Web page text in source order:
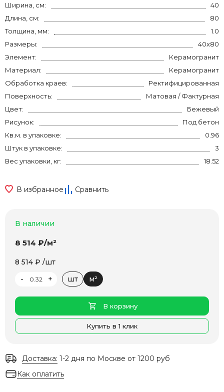
Ширина, см:
40
Длина, см:
80
Толщина, мм:
1.0
Размеры:
40x80
Элемент:
Керамогранит
Материал:
Керамогранит
Обработка краев:
Ректифицированная
Поверхность:
Матовая / Фактурная
Цвет:
Бежевый
Рисунок:
Под бетон
Кв.м. в упаковке:
0.96
Штук в упаковке:
3
Вес упаковки, кг:
18.52
В избранное Сравнить
В наличии
8 514 ₽/м²
8 514 ₽ /шт
-
+ шт м²
В корзину
Купить в 1 клик
Доставка: 1-2 дня по Москве от 1200 руб
Как оплатить